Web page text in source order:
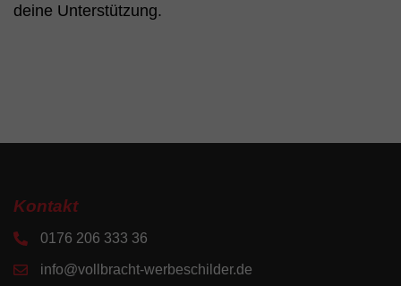
deine Unterstützung.
Kontakt
0176 206 333 36
info@vollbracht-werbeschilder.de